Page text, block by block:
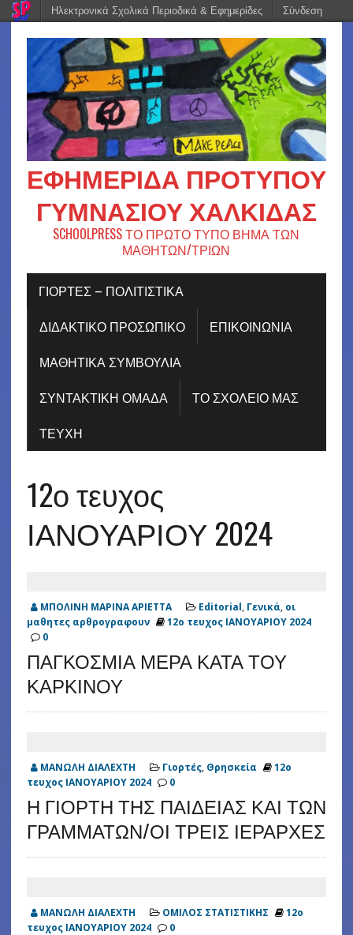
ΕΦΗΜΕΡΊΔΑ ΠΡΟΤΎΠΟΥ
ΓΥΜΝΑΣΊΟΥ ΧΑΛΚΊΔΑΣ
SCHOOLPRESS ΤΟ ΠΡΩΤΟ ΤΥΠΟ ΒΗΜΑ ΤΩΝ
ΜΑΘΗΤΩΝ/ΤΡΙΩΝ
ΓΙΟΡΤΈΣ – ΠΟΛΙΤΙΣΤΙΚΆ
ΔΙΔΑΚΤΙΚΟ ΠΡΟΣΩΠΙΚΟ
ΕΠΙΚΟΙΝΩΝΙΑ
ΜΑΘΗΤΙΚΑ ΣΥΜΒΟΥΛΙΑ
ΣΥΝΤΑΚΤΙΚΗ ΟΜΑΔΑ
ΤΟ ΣΧΟΛΕΙΟ ΜΑΣ
ΤΕΥΧΗ
12ο τευχος
ΙΑΝΟΥΑΡΙΟΥ 2024
ΜΠΟΛΙΝΗ ΜΑΡΙΝΑ ΑΡΙΕΤΤΑ Editorial, Γενικά, οι
μαθητες αρθρογραφουν
12ο τευχος ΙΑΝΟΥΑΡΙΟΥ 2024
0
ΠΑΓΚΟΣΜΙΑ ΜΕΡΑ ΚΑΤΑ ΤΟΥ
ΚΑΡΚΙΝΟΥ
ΜΑΝΩΛΗ ΔΙΑΛΕΧΤΗ Γιορτές, Θρησκεία
12ο
τευχος ΙΑΝΟΥΑΡΙΟΥ 2024
0
Η ΓΙΟΡΤΗ ΤΗΣ ΠΑΙΔΕΙΑΣ ΚΑΙ ΤΩΝ
ΓΡΑΜΜΑΤΩΝ/ΟΙ ΤΡΕΙΣ ΙΕΡΑΡΧΕΣ
ΜΑΝΩΛΗ ΔΙΑΛΕΧΤΗ ΟΜΙΛΟΣ ΣΤΑΤΙΣΤΙΚΗΣ
12ο
τευχος ΙΑΝΟΥΑΡΙΟΥ 2024
0
Ηλεκτρονικά Σχολικά Περιοδικά & Εφημερίδες Σύνδεση